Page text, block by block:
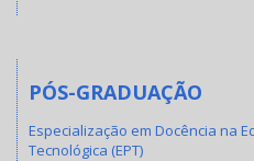
PÓS-GRADUAÇÃO
Especialização em Docência na
Tecnológica (EPT)